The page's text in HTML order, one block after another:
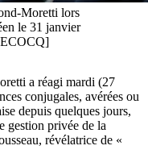
Moretti lors
le 31 janvier
a réagi mardi (27
conjugales, avérées ou
depuis quelques jours,
gestion privée de la
révélatrice de «